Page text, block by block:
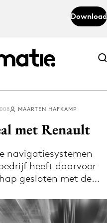
Download
Abonneer nu
Abonneer nu
app
via de Adformatie
app
MAARTEN HAFKAMP
met Renault
navigatiesystemen
heeft daarvoor
gesloten met de…